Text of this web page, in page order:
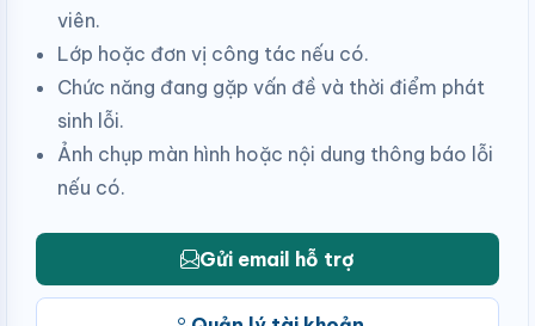
viên.
Lớp hoặc đơn vị công tác nếu có.
Chức năng đang gặp vấn đề và thời điểm phát
sinh lỗi.
Ảnh chụp màn hình hoặc nội dung thông báo lỗi
nếu có.
Gửi email hỗ trợ